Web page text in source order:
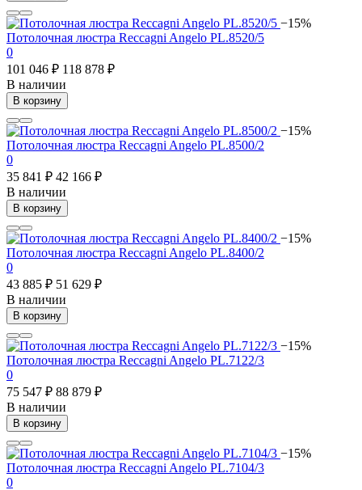
−15%
Потолочная люстра Reccagni Angelo PL.8520/5
0
101 046 ₽ 118 878 ₽
В наличии
В корзину
−15%
Потолочная люстра Reccagni Angelo PL.8500/2
0
35 841 ₽ 42 166 ₽
В наличии
В корзину
−15%
Потолочная люстра Reccagni Angelo PL.8400/2
0
43 885 ₽ 51 629 ₽
В наличии
В корзину
−15%
Потолочная люстра Reccagni Angelo PL.7122/3
0
75 547 ₽ 88 879 ₽
В наличии
В корзину
−15%
Потолочная люстра Reccagni Angelo PL.7104/3
0